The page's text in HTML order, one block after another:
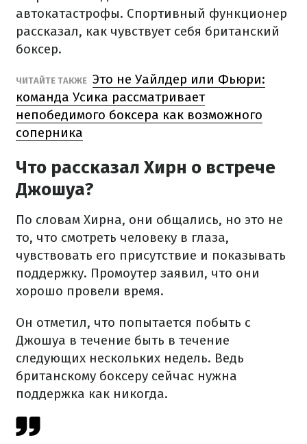
автокатастрофы. Спортивный функционер
рассказал, как чувствует себя британский
боксер.
ЧИТАЙТЕ ТАКЖЕ Это не Уайлдер или Фьюри:
команда Усика рассматривает
непобедимого боксера как возможного
соперника
Что рассказал Хирн о встрече
Джошуа?
По словам Хирна, они общались, но это не
то, что смотреть человеку в глаза,
чувствовать его присутствие и показывать
поддержку. Промоутер заявил, что они
хорошо провели время.
Он отметил, что попытается побыть с
Джошуа в течение быть в течение
следующих нескольких недель. Ведь
британскому боксеру сейчас нужна
поддержка как никогда.